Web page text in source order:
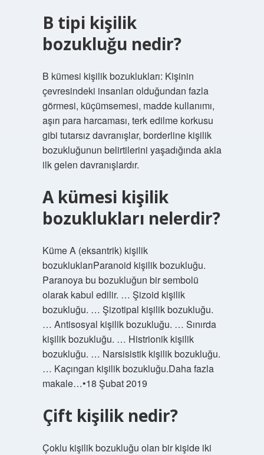
B tipi kişilik
bozukluğu nedir?
B kümesi kişilik bozuklukları: Kişinin
çevresindeki insanları olduğundan fazla
görmesi, küçümsemesi, madde kullanımı,
aşırı para harcaması, terk edilme korkusu
gibi tutarsız davranışlar, borderline kişilik
bozukluğunun belirtilerini yaşadığında akla
ilk gelen davranışlardır.
A kümesi kişilik
bozuklukları nelerdir?
Küme A (eksantrik) kişilik
bozukluklarıParanoid kişilik bozukluğu.
Paranoya bu bozukluğun bir sembolü
olarak kabul edilir. … Şizoid kişilik
bozukluğu. … Şizotipal kişilik bozukluğu.
… Antisosyal kişilik bozukluğu. … Sınırda
kişilik bozukluğu. … Histrionik kişilik
bozukluğu. … Narsisistik kişilik bozukluğu.
… Kaçıngan kişilik bozukluğu.Daha fazla
makale…•18 Şubat 2019
Çift kişilik nedir?
Çoklu kişilik bozukluğu olan bir kişide iki